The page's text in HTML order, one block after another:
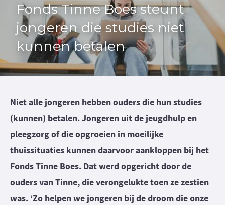
Fonds Tinne Boes steunt
jongeren die studies niet
kunnen betalen
Niet alle jongeren hebben ouders die hun studies
(kunnen) betalen. Jongeren uit de jeugdhulp en
pleegzorg of die opgroeien in moeilijke
thuissituaties kunnen daarvoor aankloppen bij het
Fonds Tinne Boes. Dat werd opgericht door de
ouders van Tinne, die verongelukte toen ze zestien
was. ‘Zo helpen we jongeren bij de droom die onze